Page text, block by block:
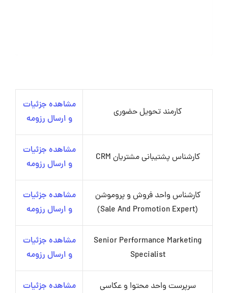
کارمند تحویل حضوری
مشاهده جزئیات
و ارسال رزومه
کارشناس پشتیبانی مشتریان CRM
مشاهده جزئیات
و ارسال رزومه
کارشناس واحد فروش و پروموشن
(Sale And Promotion Expert)
مشاهده جزئیات
و ارسال رزومه
Senior Performance Marketing
Specialist
مشاهده جزئیات
و ارسال رزومه
سرپرست واحد محتوا و عکاسی
مشاهده جزئیات